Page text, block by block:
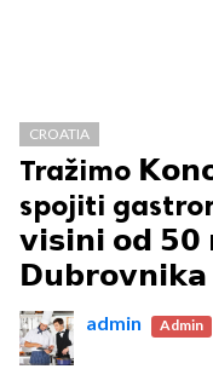
CROATIA
Tražimo
spojiti
𝘃𝗶𝘀𝗶𝗻𝗶 𝗼𝗱
𝗗𝘂𝗯𝗿𝗼𝘃𝗻𝗶𝗸𝗮
admin Admin